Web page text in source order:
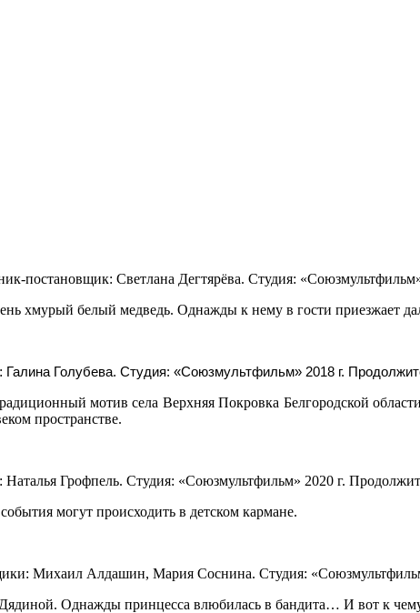
постановщик: Светлана Дегтярёва. Студия:
хмурый белый медведь. Однажды к нему в гости приезжает
Галина Голубева. Студия: «Союзмультфильм» 2018 г.
мотив села Верхняя Покровка Белгородской
пространстве.
Грофпель. Студия: «Союзмультфильм» 2020 г.
могут происходить в детском кармане.
Михаил Алдашин, Мария Соснина. Студия:
Однажды принцесса влюбилась в бандита… И вот к